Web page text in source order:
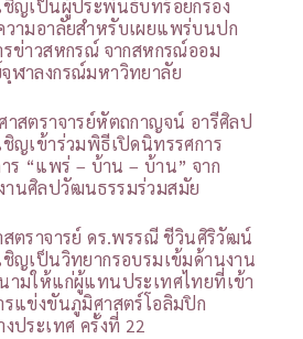
ชิญเป็นผู้ประพันธ์บทร้อยกรอง
วามอาลัยสำหรับเผยแพร่บนปก
รข่าวสหกรณ์ จากสหกรณ์ออม
ฬาลงกรณ์มหาวิทยาลัย
าสตราจารย์หัตถกาญจน์ อารีศิลป
ชิญเข้าร่วมพิธีเปิดนิทรรศการ
าร “แพร่ – บ้าน – บ้าน” จาก
านศิลปวัฒนธรรมร่วมสมัย
สตราจารย์ ดร.พรรณี ชีวินศิริวัฒน์
ชิญเป็นวิทยากรอบรมเข้มด้านงาน
ามให้แก่ผู้แทนประเทศไทยที่เข้า
รแข่งขันภูมิศาสตร์โอลิมปิก
งประเทศ ครั้งที่ 22